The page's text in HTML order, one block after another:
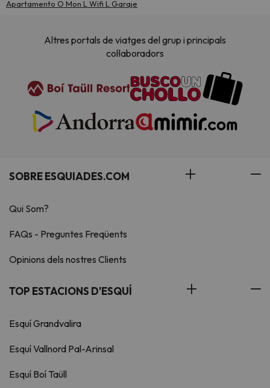
Apartamento O Mon L Wifi L Garaje
Altres portals de viatges del grup i principals
col·laboradors
SOBRE ESQUIADES.COM
Qui Som?
FAQs - Preguntes Freqüents
Opinions dels nostres Clients
TOP ESTACIONS D'ESQUÍ
Esquí Grandvalira
Esquí Vallnord Pal-Arinsal
Esquí Boí Taüll